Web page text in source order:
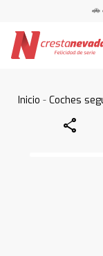
🚗
Inicio -Coches
Share